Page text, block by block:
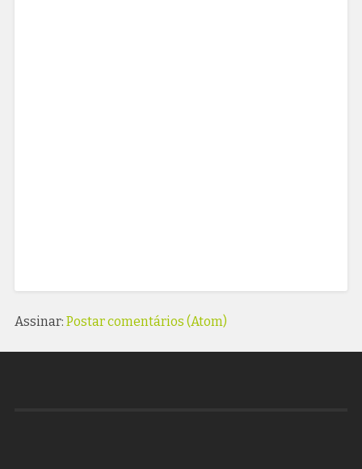
Assinar: Postar comentários (Atom)